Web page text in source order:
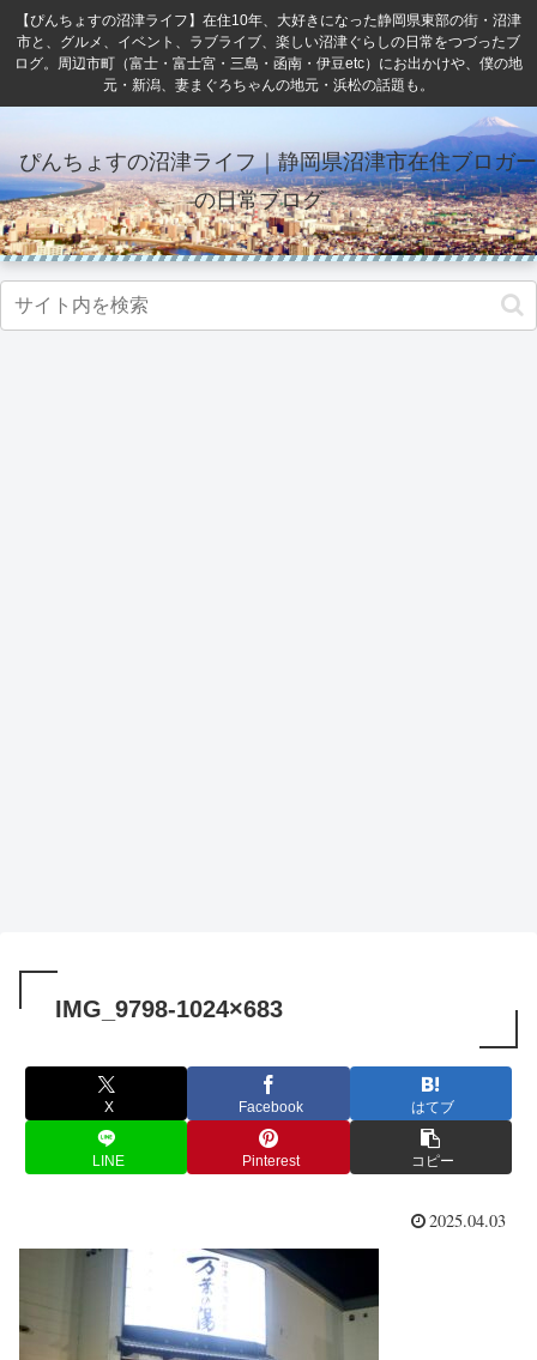
【ぴんちょすの沼津ライフ】在住10年、大好きになった静岡県東部の街・沼津
市と、グルメ、イベント、ラブライブ、楽しい沼津ぐらしの日常をつづったブ
ログ。周辺市町（富士・富士宮・三島・函南・伊豆etc）にお出かけや、僕の地
元・新潟、妻まぐろちゃんの地元・浜松の話題も。
ぴんちょすの沼津ライフ｜静岡県沼津市在住ブロガー
の日常ブログ
IMG_9798-1024×683
X Facebook はてブ
LINE Pinterest コピー
2025.04.03